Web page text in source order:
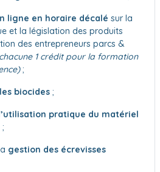
ligne en horaire décalé sur la
et la législation des produits
des entrepreneurs parcs &
1 crédit pour la formation
;
biocides ;
pratique du matériel
;
gestion des écrevisses